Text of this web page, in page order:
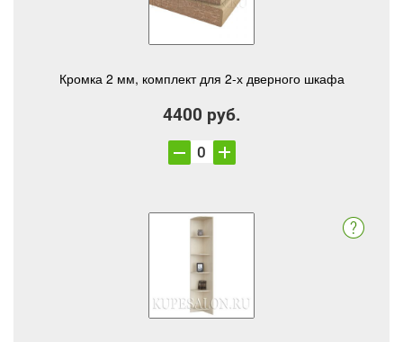
Кромка 2 мм, комплект для 2-х дверного шкафа
4400 руб.